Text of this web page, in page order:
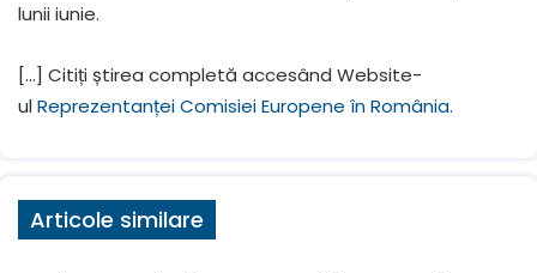
lunii iunie.
[…] Citiți știrea completă accesând Website-
ulReprezentanței Comisiei Europene în România.
Articole similare